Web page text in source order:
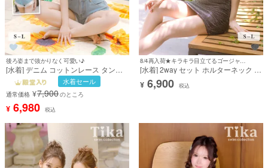
後ろ姿まで抜かりなく可愛い♪
[水着] デニム コットンレース タンキ
ニ ショートパンツ バストレースアッ
プ ギンガムチェック リボン ホルター
ネック 体型カバー バックシャン カジ
ュアル Lサイズあり 大きいサイズ ブ
ルー ビキニ (せいせい着用) [tk-
水着セール
通常価格 ¥7,900のところ
¥ 6,980 税込
[水着] 2way セット ホルターネック 体
型カバー ドレープ ビスチェ タンキニ
スカートタイプ グリッターラメ ギャ
¥ 6,900 税込